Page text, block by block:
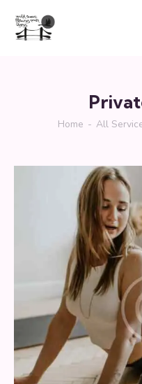
Home All